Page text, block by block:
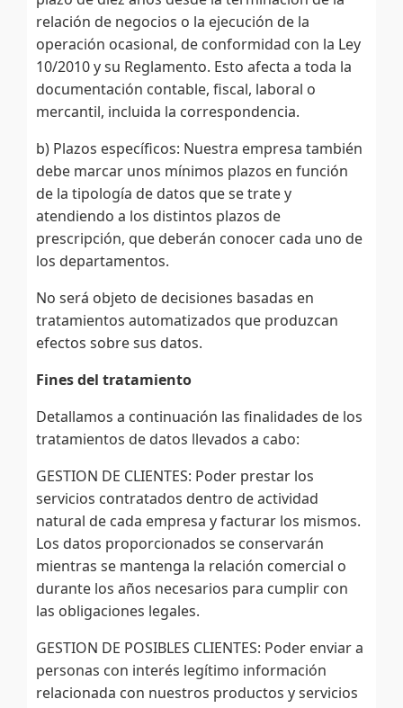
relación de negocios o la ejecución de la
operación ocasional, de conformidad con la Ley
10/2010 y su Reglamento. Esto afecta a toda la
documentación contable, fiscal, laboral o
mercantil, incluida la correspondencia.
b) Plazos específicos: Nuestra empresa también
debe marcar unos mínimos plazos en función
de la tipología de datos que se trate y
atendiendo a los distintos plazos de
prescripción, que deberán conocer cada uno de
los departamentos.
No será objeto de decisiones basadas en
tratamientos automatizados que produzcan
efectos sobre sus datos.
Fines del tratamiento
Detallamos a continuación las finalidades de los
tratamientos de datos llevados a cabo:
GESTION DE CLIENTES: Poder prestar los
servicios contratados dentro de actividad
natural de cada empresa y facturar los mismos.
Los datos proporcionados se conservarán
mientras se mantenga la relación comercial o
durante los años necesarios para cumplir con
las obligaciones legales.
GESTION DE POSIBLES CLIENTES: Poder enviar a
personas con interés legítimo información
relacionada con nuestros productos y servicios